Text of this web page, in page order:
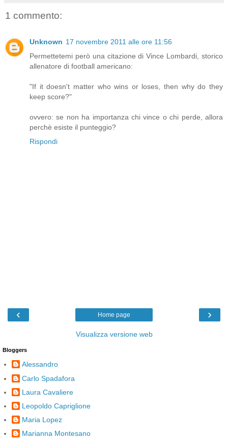
1 commento:
Unknown 17 novembre 2011 alle ore 11:56
Permettetemi però una citazione di Vince Lombardi, storico
allenatore di football americano:
"If it doesn't matter who wins or loses, then why do they
keep score?"
ovvero: se non ha importanza chi vince o chi perde, allora
perchè esiste il punteggio?
Rispondi
‹ ›
Home page
Visualizza versione web
Bloggers
Alessandro
Carlo Spadafora
Laura Cavaliere
Leopoldo Capriglione
Maria Lopez
Marianna Montesano